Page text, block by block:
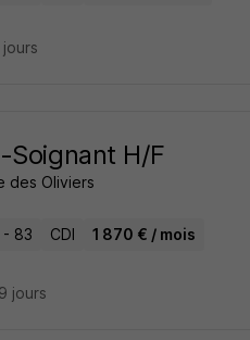
Soignant H/F
des Oliviers
- 83 CDI 1 870 € / mois
jours